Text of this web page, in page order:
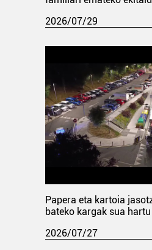
2026/07/29
Papera eta kartoia
bateko kargak sua
2026/07/27